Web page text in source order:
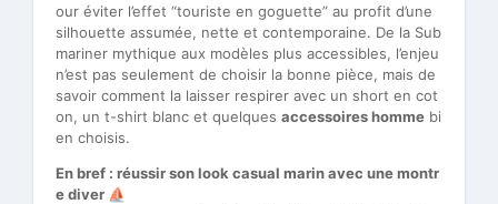
our éviter l’effet “touriste en goguette” au profit d’une
silhouette assumée, nette et contemporaine. De la Sub
mariner mythique aux modèles plus accessibles, l’enjeu
n’est pas seulement de choisir la bonne pièce, mais de
savoir comment la laisser respirer avec un short en cot
on, un t-shirt blanc et quelques accessoires homme bi
en choisis.
En bref : réussir son look casual marin avec une montr
e diver ⛵